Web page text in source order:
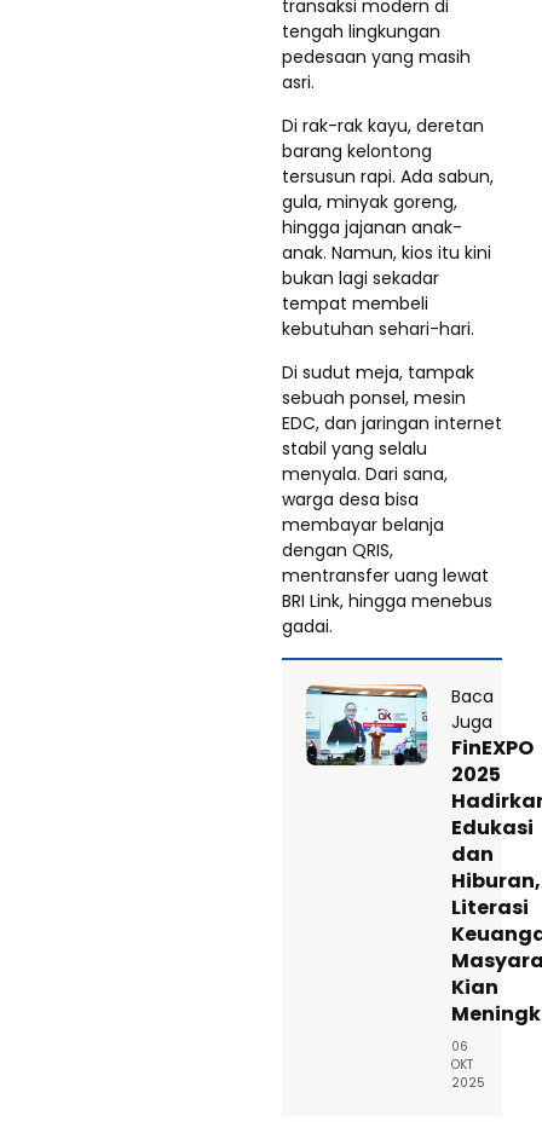
transaksi modern di
tengah lingkungan
pedesaan yang masih
asri.
Di rak-rak kayu, deretan
barang kelontong
tersusun rapi. Ada sabun,
gula, minyak goreng,
hingga jajanan anak-
anak. Namun, kios itu kini
bukan lagi sekadar
tempat membeli
kebutuhan sehari-hari.
Di sudut meja, tampak
sebuah ponsel, mesin
EDC, dan jaringan internet
stabil yang selalu
menyala. Dari sana,
warga desa bisa
membayar belanja
dengan QRIS,
mentransfer uang lewat
BRI Link, hingga menebus
gadai.
Baca
Juga
FinEXPO
2025
Edukasi
dan
Hiburan,
Literasi
Kian
06
OKT
2025